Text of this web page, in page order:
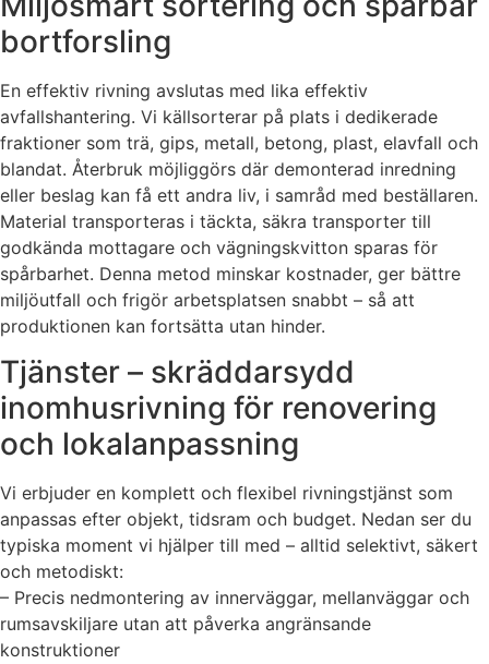
bortforsling
En effektiv rivning avslutas med lika effektiv
avfallshantering. Vi källsorterar på plats i dedikerade
fraktioner som trä, gips, metall, betong, plast, elavfall och
blandat. Återbruk möjliggörs där demonterad inredning
eller beslag kan få ett andra liv, i samråd med beställaren.
Material transporteras i täckta, säkra transporter till
godkända mottagare och vägningskvitton sparas för
spårbarhet. Denna metod minskar kostnader, ger bättre
miljöutfall och frigör arbetsplatsen snabbt – så att
produktionen kan fortsätta utan hinder.
Tjänster – skräddarsydd
inomhusrivning för renovering
och lokalanpassning
Vi erbjuder en komplett och flexibel rivningstjänst som
anpassas efter objekt, tidsram och budget. Nedan ser du
typiska moment vi hjälper till med – alltid selektivt, säkert
och metodiskt:
– Precis nedmontering av innerväggar, mellanväggar och
rumsavskiljare utan att påverka angränsande
konstruktioner